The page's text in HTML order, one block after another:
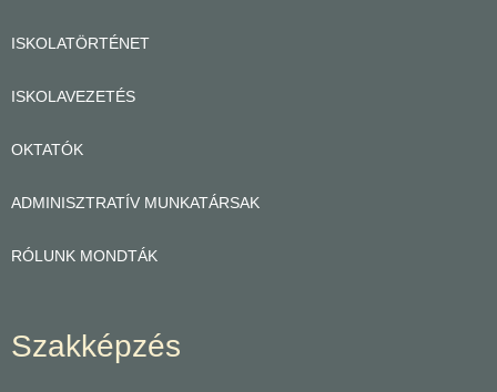
ISKOLATÖRTÉNET
ISKOLAVEZETÉS
OKTATÓK
ADMINISZTRATÍV MUNKATÁRSAK
RÓLUNK MONDTÁK
Szakképzés